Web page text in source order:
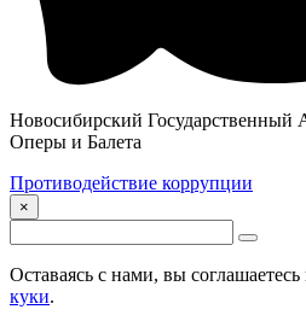
Новосибирский Государственный
Оперы и Балета
Противодействие коррупции
×
Оставаясь с нами, вы
куки.